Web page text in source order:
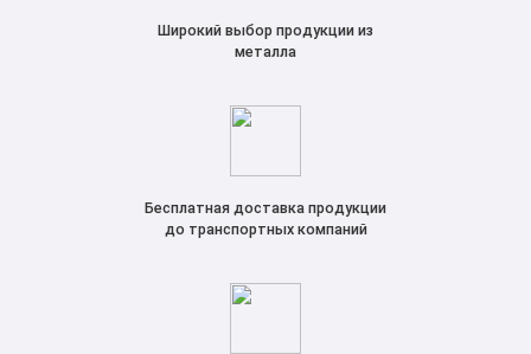
Широкий выбор продукции из
металла
Бесплатная доставка продукции
до транспортных компаний